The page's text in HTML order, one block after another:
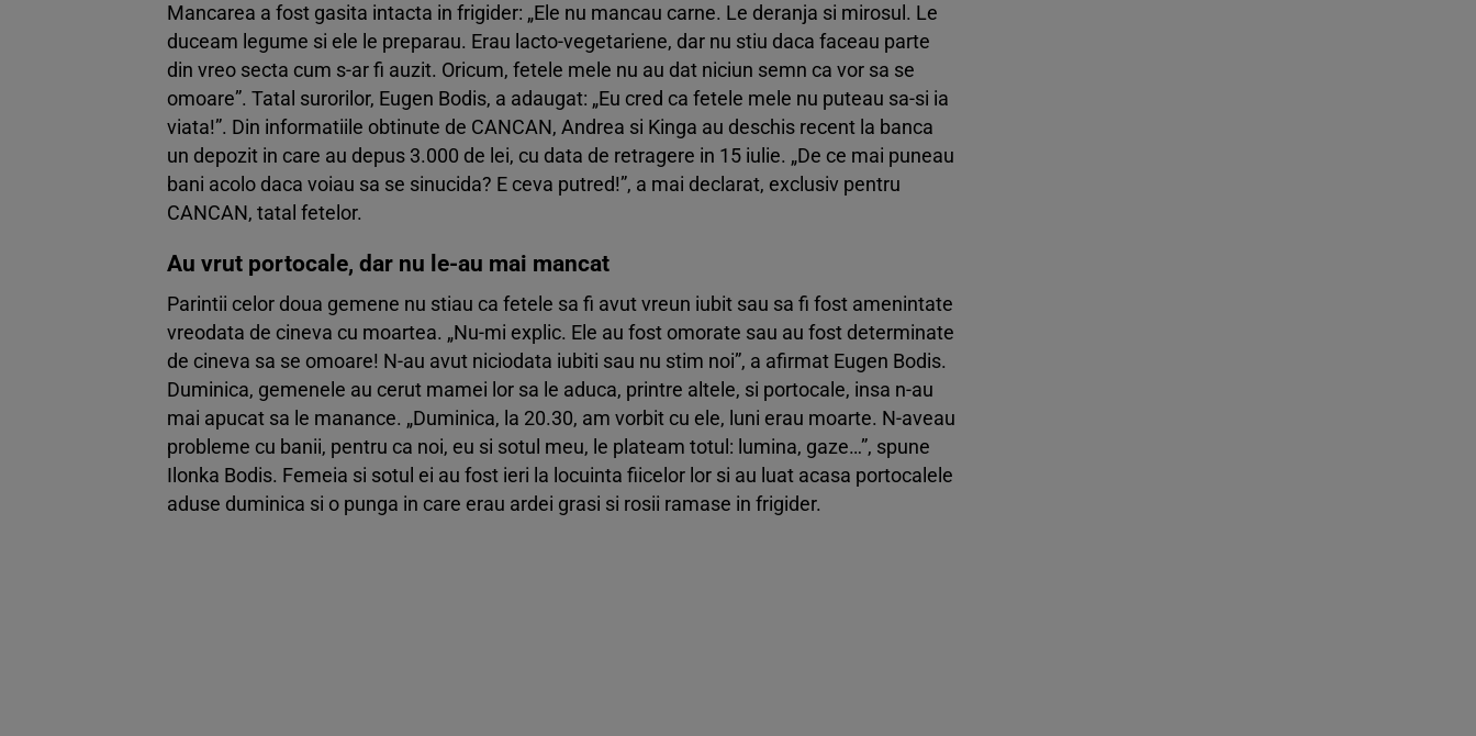
Mancarea a fost gasita intacta in frigider: „Ele nu mancau carne. Le deranja si mirosul. Le
duceam legume si ele le preparau. Erau lacto-vegetariene, dar nu stiu daca faceau parte
din vreo secta cum s-ar fi auzit. Oricum, fetele mele nu au dat niciun semn ca vor sa se
omoare”. Tatal surorilor, Eugen Bodis, a adaugat: „Eu cred ca fetele mele nu puteau sa-si ia
viata!”. Din informatiile obtinute de CANCAN, Andrea si Kinga au deschis recent la banca
un depozit in care au depus 3.000 de lei, cu data de retragere in 15 iulie. „De ce mai puneau
bani acolo daca voiau sa se sinucida? E ceva putred!”, a mai declarat, exclusiv pentru
CANCAN, tatal fetelor.
Au vrut portocale, dar nu le-au mai mancat
Parintii celor doua gemene nu stiau ca fetele sa fi avut vreun iubit sau sa fi fost amenintate
vreodata de cineva cu moartea. „Nu-mi explic. Ele au fost omorate sau au fost determinate
de cineva sa se omoare! N-au avut niciodata iubiti sau nu stim noi”, a afirmat Eugen Bodis.
Duminica, gemenele au cerut mamei lor sa le aduca, printre altele, si portocale, insa n-au
mai apucat sa le manance. „Duminica, la 20.30, am vorbit cu ele, luni erau moarte. N-aveau
probleme cu banii, pentru ca noi, eu si sotul meu, le plateam totul: lumina, gaze…”, spune
Ilonka Bodis. Femeia si sotul ei au fost ieri la locuinta fiicelor lor si au luat acasa portocalele
aduse duminica si o punga in care erau ardei grasi si rosii ramase in frigider.